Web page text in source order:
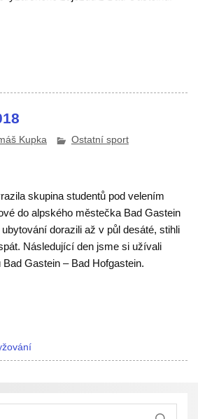
Kupka Ostatní sport
skupina studentů pod velením
do alpského městečka Bad Gastein
dorazili až v půl desáté, stihli
Následující den jsme si užívali
Gastein – Bad Hofgastein.